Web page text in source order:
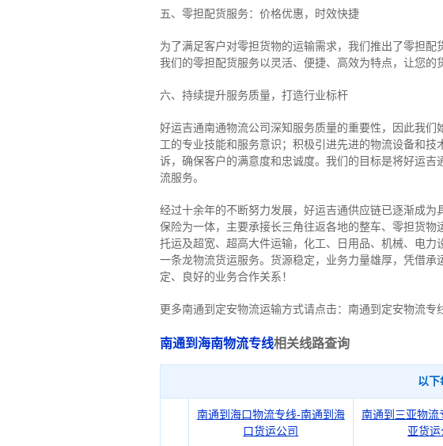
五、零担配货服务：价格优惠，时效快捷
为了满足客户对零担货物的运输需求，我们推出了零担
我们的零担配货服务以灵活、便捷、高效为特点，让您的
六、持续提升服务质量，打造行业标杆
好运吉通南通物流公司深知服务质量的重要性，因此我
工的专业技能和服务意识；积极引进先进的物流设备和
诉，确保客户的满意度和忠诚度。我们的目标是将好运
流服务。
经过十余年的不断努力发展，好运吉通供应链已逐渐成
保险为一体，主要承接长三角往返各地的整车、零担货
托运及超宽、超高大件运输，化工、日用品、机械、电
一条龙物流货运服务。货源稳定，业务力量雄厚，凭借
定、良好的业务合作关系！
更多南通到定安物流运输方式请点击：南通到定安物流专
南通到海南物流专线相关线路查询
以下
南通到海口物流专线-南通到海
口货运公司
南通到三亚物流
亚货运